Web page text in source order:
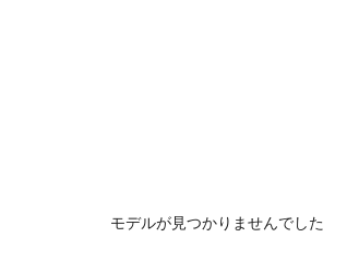
モデルが見つかりませんでした